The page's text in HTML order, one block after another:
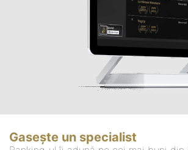
Gasește un specialist